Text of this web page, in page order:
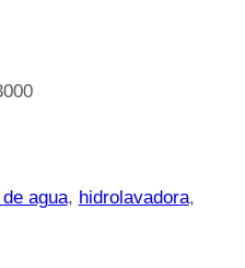
agua, hidrolavadora